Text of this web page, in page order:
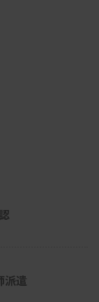
は異なる施
いかなど、法
確保し、派
派遣